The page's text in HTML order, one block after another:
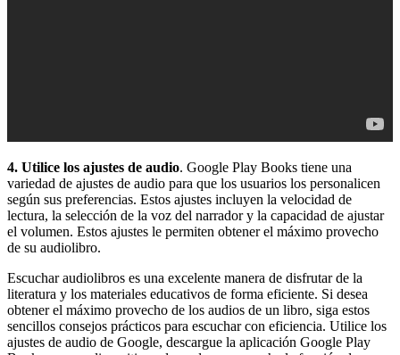
4. Utilice los ajustes de audio. Google Play Books tiene una
variedad de ajustes de audio para que los usuarios los personalicen
según sus preferencias. Estos ajustes incluyen la velocidad de
lectura, la selección de la voz del narrador y la capacidad de ajustar
el volumen. Estos ajustes le permiten obtener el máximo provecho
de su audiolibro.
Escuchar audiolibros es una excelente manera de disfrutar de la
literatura y los materiales educativos de forma eficiente. Si desea
obtener el máximo provecho de los audios de un libro, siga estos
sencillos consejos prácticos para escuchar con eficiencia. Utilice los
ajustes de audio de Google, descargue la aplicación Google Play